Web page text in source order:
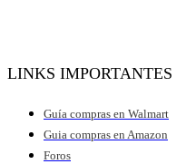
LINKS IMPORTANTES
Guía compras en Walmart
Guia compras en Amazon
Foros